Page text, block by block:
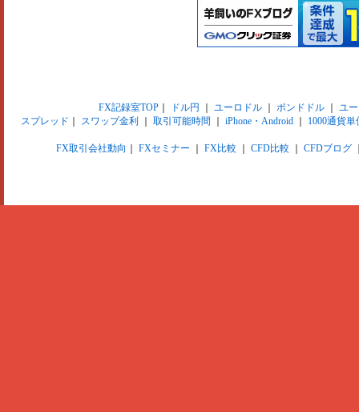
FX記録室TOP｜ ドル円 ユーロドル｜ ポンドドル｜ ユ
スプレッド
スワップ金利 取引可能時間 iPhone・Android 1000通貨単
FX取引会社動向 FXセミナー FX比較 CFD比較 CFDブログ